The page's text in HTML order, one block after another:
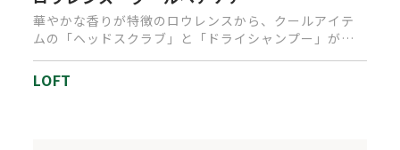
華やかな香りが特徴のロウレンスから、クールアイテ
ムの「ヘッドスクラブ」と「ドライシャンプー」が登
LOFT